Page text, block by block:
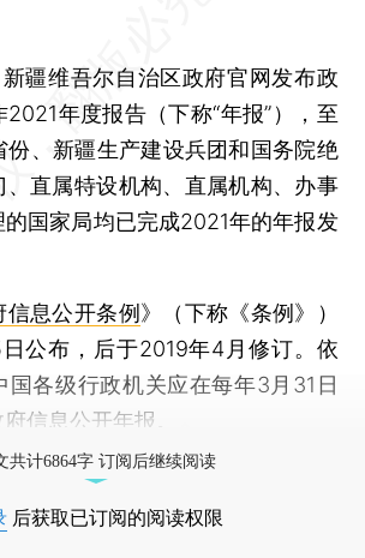
维吾尔自治区政府官网发布政
年度报告（下称“年报”），至
份、新疆生产建设兵团和国务院绝
、直属特设机构、直属机构、办事
国家局均已完成2021年的年报发
信息公开条例》（下称《条例》）
公布，后于2019年4月修订。依
国各级行政机关应在每年3月31日
信息公开年报。
共计6864字 订阅后继续阅读
后获取已订阅的阅读权限